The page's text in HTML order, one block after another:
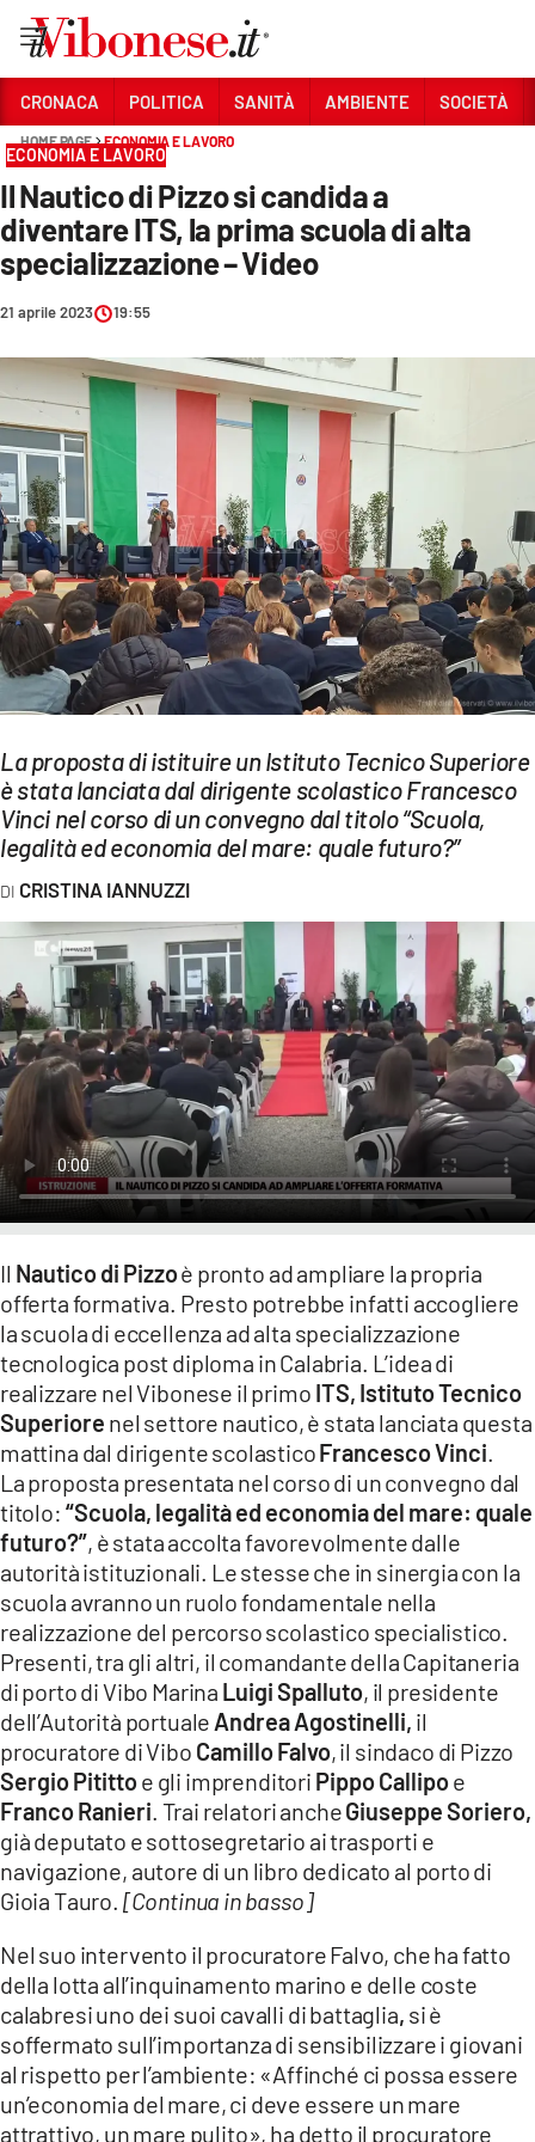
Sezioni
CRONACA
POLITICA
SOCIETÀ
CULTURA
ECONOMIA E LAVORO
EVENTI
SPORT
Streaming
LAC TV
LAC NETWORK
LAC ONAIR
LaC
Network
LACPLAY.IT
LACTV.IT
LACONAIR.IT
LACITYMAG.IT
ILREGGINO.IT
COSENZACHANNEL.IT
CATANZAROCHANNEL.IT
LACAPITALENEWS.IT
App
ANDROID
APPLE
CRONACA POLITICA SANITÀ AMBIENTE SOCIETÀ
HOME PAGE ECONOMIA E LAVORO
ECONOMIA E LAVORO
Il Nautico di Pizzo si candida a
diventare ITS, la prima scuola di alta
specializzazione – Video
21 aprile 2023 19:55
La proposta di istituire un Istituto Tecnico Superiore
è stata lanciata dal dirigente scolastico Francesco
Vinci nel corso di un convegno dal titolo “Scuola,
legalità ed economia del mare: quale futuro?”
CRISTINA IANNUZZI
Il Nautico di Pizzoè pronto ad ampliare la propria
offerta formativa. Presto potrebbe infatti accogliere
la scuola di eccellenza ad alta specializzazione
tecnologica post diploma in Calabria. L’idea di
realizzare nel Vibonese il primo ITS, Istituto Tecnico
Superiore nel settore nautico, è stata lanciata questa
mattina dal dirigente scolasticoFrancesco Vinci
La proposta presentata nel corso di un convegno dal
titolo: “Scuola, legalità ed economia del mare: quale
futuro?”, è stata accolta favorevolmente dalle
autorità istituzionali. Le stesse che in sinergia con la
scuola avranno un ruolo fondamentale nella
realizzazione del percorso scolastico specialistico.
Presenti, tra gli altri, il comandante della Capitaneria
di porto di Vibo Marina Luigi Spalluto, il presidente
dell’Autorità portuale Andrea Agostinelli, il
procuratore di Vibo Camillo Falvo, il sindaco di Pizzo
Sergio Pitittoe gli imprenditori Pippo Callipoe
Franco Ranieri . Trai relatori ancheGiuseppe Soriero,
già deputato e sottosegretario ai trasporti e
navigazione, autore di un libro dedicato al porto di
Gioia Tauro. [Continua in basso]
Nel suo intervento il procuratore Falvo, che ha fatto
della lotta all’inquinamento marino e delle coste
calabresi uno dei suoi cavalli di battaglia, si è
soffermato sull’importanza di sensibilizzare i giovani
al rispetto per l’ambiente: «Affinché ci possa essere
un’economia del mare, ci deve essere un mare
attrattivo, un mare pulito», ha detto il procuratore